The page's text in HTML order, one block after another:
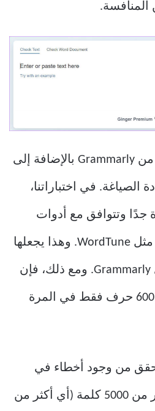
المنافسة.
يقدم Ginger كل شيء من Grammarly بالإضافة إلى
الصياغة. في اختباراتنا،
جدًا وتتوافق مع أدوات
إعادة الصياغة الشائعة مثل WordTune. وهذا يجعلها
واحدة من أفضل بدائل Grammarly. ومع ذلك، فإن
الإصدار المجاني يقدم 600 حرف فقط في المرة
من وجود أخطاء في
مستند يحتوي على أكثر من 5000 كلمة (أي أكثر من